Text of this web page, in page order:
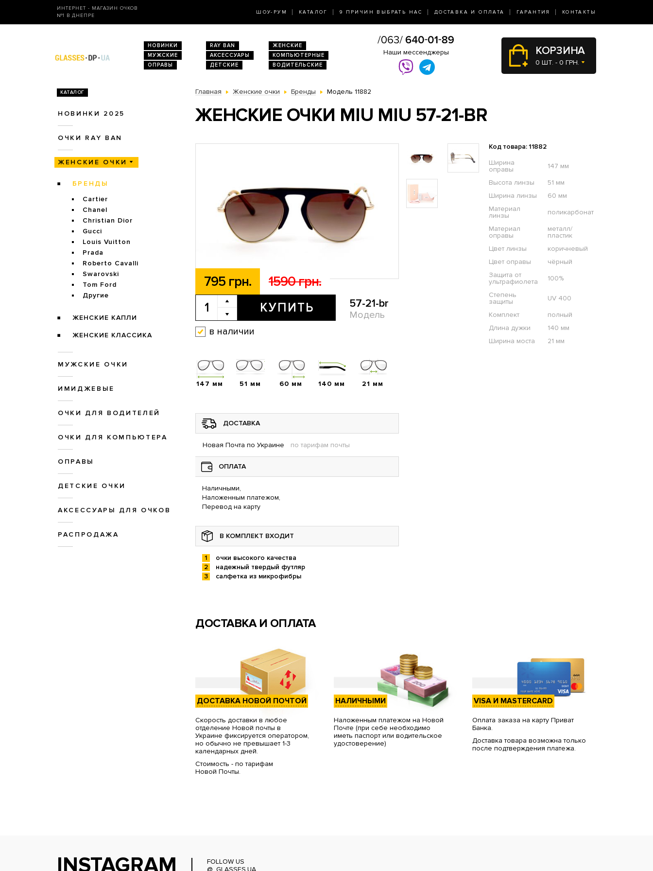
ИНТЕРНЕТ - МАГАЗИН ОЧКОВ
№1 В ДНЕПРЕ
ШОУ-РУМ КАТАЛОГ 9 ПРИЧИН ВЫБРАТЬ НАС ДОСТАВКА И ОПЛАТА ГАРАНТИЯ КОНТАКТЫ
НОВИНКИ RAY BAN
ЖЕНСКИЕ
МУЖСКИЕ
АКСЕССУАРЫ
КОМПЬЮТЕРНЫЕ
ОПРАВЫ
ДЕТСКИЕ ВОДИТЕЛЬСКИЕ
Наши мессенджеры КОРЗИНА
0 ШТ. - 0 ГРН.
КАТАЛОГ
НОВИНКИ 2025
ОЧКИ RAY BAN
ЖЕНСКИЕ ОЧКИ
БРЕНДЫ
Cartier
Chanel
Christian Dior
Gucci
Louis Vuitton
Prada
Roberto Cavalli
Swarovski
Tom Ford
Другие
ЖЕНСКИЕ КАПЛИ
ЖЕНСКИЕ КЛАССИКА
МУЖСКИЕ ОЧКИ
ИМИДЖЕВЫЕ
ОЧКИ ДЛЯ ВОДИТЕЛЕЙ
ОЧКИ ДЛЯ КОМПЬЮТЕРА
ОПРАВЫ
ДЕТСКИЕ ОЧКИ
АКСЕССУАРЫ ДЛЯ ОЧКОВ
РАСПРОДАЖА
Главная Женские очки Бренды Модель 11882
ЖЕНСКИЕ ОЧКИ MIU MIU 57-21-BR
795 грн. 1590 грн.
КУПИТЬ 57-21-br
Модель
в наличии
Код товара: 11882
Ширина
оправы
147 мм
Высота линзы
51 мм
Ширина линзы
60 мм
Материал
линзы
поликарбонат
Материал
оправы
металл/
пластик
Цвет линзы
коричневый
Цвет оправы
чёрный
Защита от
ультрафиолета
100%
Степень
защиты
UV 400
Комплект
полный
Длина дужки
140 мм
Ширина моста
21 мм
147 мм 51 мм 60 мм 140 мм 21 мм
ДОСТАВКА
Новая Почта по Украине по тарифам почты
ОПЛАТА
Наличными,
Наложенным платежом,
Перевод на карту
В КОМПЛЕКТ ВХОДИТ
очки высокого качества
надежный твердый футляр
салфетка из микрофибры
ДОСТАВКА И ОПЛАТА
ДОСТАВКА НОВОЙ ПОЧТОЙ
Скорость доставки в любое
отделение Новой почты в
Украине фиксируется оператором,
но обычно не превышает 1-3
календарных дней.
Стоимость - по тарифам
Новой Почты.
НАЛИЧНЫМИ
Наложенным платежом на Новой
Почте (при себе необходимо
иметь паспорт или водительское
удостоверение)
VISA И MASTERCARD
Оплата заказа на карту Приват
Банка.
Доставка товара возможна только
после подтверждения платежа.
INSTAGRAM
FOLLOW US